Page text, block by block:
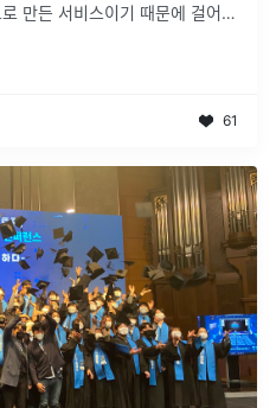
만든 서비스이기 때문에 걸어서
61